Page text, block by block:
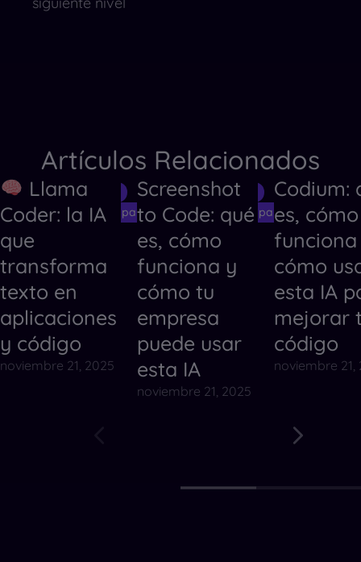
Artículos Relacionados
Herramientas de IA
Herramientas de IA para Crear Códigos
Llama
Coder: la IA
que
transforma
texto en
aplicaciones
y código
noviembre 21, 2025
Herramientas de IA
Herramientas de IA para Crear
Screenshot
to Code: qué
es, cómo
funciona y
cómo tu
empresa
puede usar
esta IA
noviembre 21, 2025
Codium:
es, cómo
cómo
esta IA
mejorar
código
noviembre 21,